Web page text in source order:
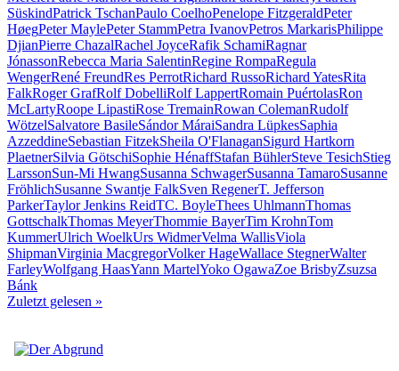
SüskindPatrick TschanPaulo CoelhoPenelope FitzgeraldPeter
HøegPeter MaylePeter StammPetra IvanovPetros MarkarisPhilippe
DjianPierre ChazalRachel JoyceRafik SchamiRagnar
JónassonRebecca Maria SalentinRegine RompaRegula
WengerRené FreundRes PerrotRichard RussoRichard YatesRita
FalkRoger GrafRolf DobelliRolf LappertRomain PuértolasRon
McLartyRoope LipastiRose TremainRowan ColemanRudolf
WötzelSalvatore BasileSándor MáraiSandra LüpkesSaphia
AzzeddineSebastian FitzekSheila O'FlanaganSigurd Hartkorn
PlaetnerSilvia GötschiSophie HénaffStafan BühlerSteve TesichStieg
LarssonSun-Mi HwangSusanna SchwagerSusanna TamaroSusanne
FröhlichSusanne Swantje FalkSven RegenerT. Jefferson
ParkerTaylor Jenkins ReidTC. BoyleThees UhlmannThomas
GottschalkThomas MeyerThommie BayerTim KrohnTom
KummerUlrich WoelkUrs WidmerVelma WallisViola
ShipmanVirginia MacgregorVolker HageWallace StegnerWalter
FarleyWolfgang HaasYann MartelYoko OgawaZoe BrisbyZsuzsa
Bánk
Zuletzt gelesen »